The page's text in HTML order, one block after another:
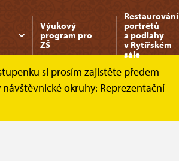
Výukový
program pro
ZŠ
Restaurování
portrétů
a podlahy
v Rytířském
sále
si prosím zajistěte předem
okruhy: Reprezentační